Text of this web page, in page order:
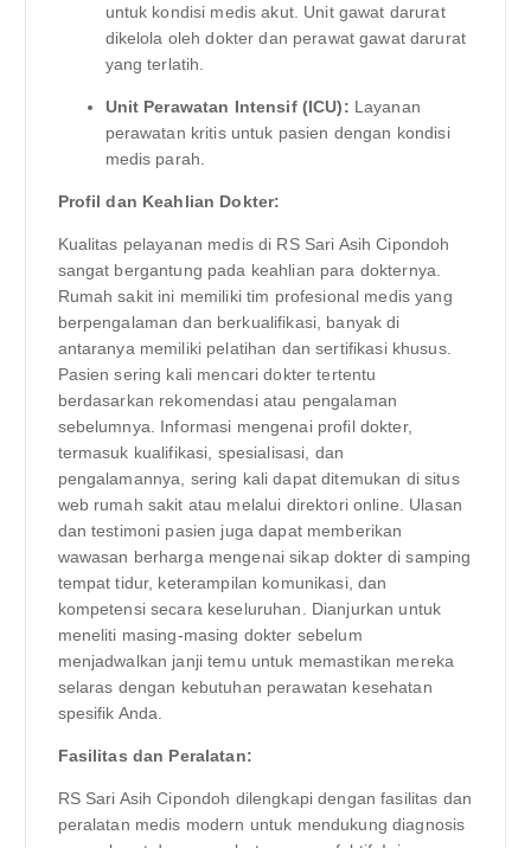
untuk kondisi medis akut. Unit gawat darurat
dikelola oleh dokter dan perawat gawat darurat
yang terlatih.
Unit Perawatan Intensif (ICU): Layanan
perawatan kritis untuk pasien dengan kondisi
medis parah.
Profil dan Keahlian Dokter:
Kualitas pelayanan medis di RS Sari Asih Cipondoh
sangat bergantung pada keahlian para dokternya.
Rumah sakit ini memiliki tim profesional medis yang
berpengalaman dan berkualifikasi, banyak di
antaranya memiliki pelatihan dan sertifikasi khusus.
Pasien sering kali mencari dokter tertentu
berdasarkan rekomendasi atau pengalaman
sebelumnya. Informasi mengenai profil dokter,
termasuk kualifikasi, spesialisasi, dan
pengalamannya, sering kali dapat ditemukan di situs
web rumah sakit atau melalui direktori online. Ulasan
dan testimoni pasien juga dapat memberikan
wawasan berharga mengenai sikap dokter di samping
tempat tidur, keterampilan komunikasi, dan
kompetensi secara keseluruhan. Dianjurkan untuk
meneliti masing-masing dokter sebelum
menjadwalkan janji temu untuk memastikan mereka
selaras dengan kebutuhan perawatan kesehatan
spesifik Anda.
Fasilitas dan Peralatan:
RS Sari Asih Cipondoh dilengkapi dengan fasilitas dan
peralatan medis modern untuk mendukung diagnosis